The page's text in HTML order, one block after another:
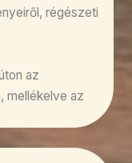
régészeti
az
mellékelve az